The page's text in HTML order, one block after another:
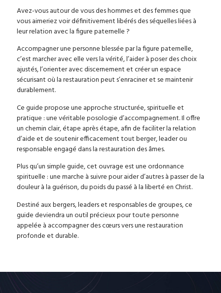
Avez-vous autour de vous des hommes et des femmes que
vous aimeriez voir définitivement libérés des séquelles liées à
leur relation avec la figure paternelle ?
Accompagner une personne blessée par la figure paternelle,
c’est marcher avec elle vers la vérité, l’aider à poser des choix
ajustés, l’orienter avec discernement et créer un espace
sécurisant où la restauration peut s’enraciner et se maintenir
durablement.
Ce guide propose une approche structurée, spirituelle et
pratique : une véritable posologie d’accompagnement. Il offre
un chemin clair, étape après étape, afin de faciliter la relation
d’aide et de soutenir efficacement tout berger, leader ou
responsable engagé dans la restauration des âmes.
Plus qu’un simple guide, cet ouvrage est une ordonnance
spirituelle : une marche à suivre pour aider d’autres à passer de la
douleur à la guérison, du poids du passé à la liberté en Christ.
Destiné aux bergers, leaders et responsables de groupes, ce
guide deviendra un outil précieux pour toute personne
appelée à accompagner des cœurs vers une restauration
profonde et durable.